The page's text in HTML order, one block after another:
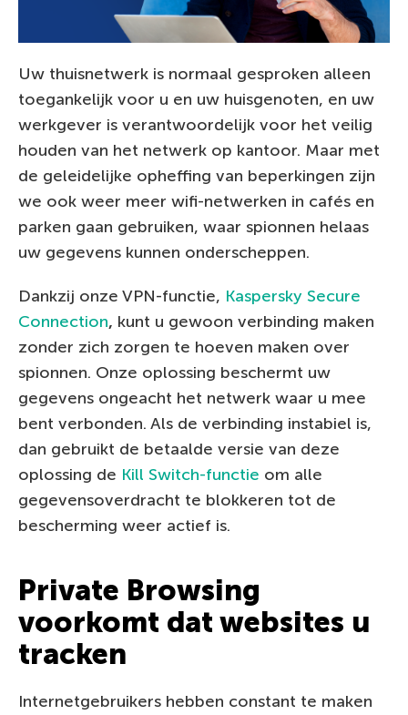
Uw thuisnetwerk is normaal gesproken alleen
toegankelijk voor u en uw huisgenoten, en uw
werkgever is verantwoordelijk voor het veilig
houden van het netwerk op kantoor. Maar met
de geleidelijke opheffing van beperkingen zijn
we ook weer meer wifi-netwerken in cafés en
parken gaan gebruiken, waar spionnen helaas
uw gegevens kunnen onderscheppen.
Dankzij onze VPN-functie, Kaspersky Secure
Connection, kunt u gewoon verbinding maken
zonder zich zorgen te hoeven maken over
spionnen. Onze oplossing beschermt uw
gegevens ongeacht het netwerk waar u mee
bent verbonden. Als de verbinding instabiel is,
dan gebruikt de betaalde versie van deze
oplossing de Kill Switch-functie om alle
gegevensoverdracht te blokkeren tot de
bescherming weer actief is.
Private Browsing
voorkomt dat websites u
tracken
Internetgebruikers hebben constant te maken